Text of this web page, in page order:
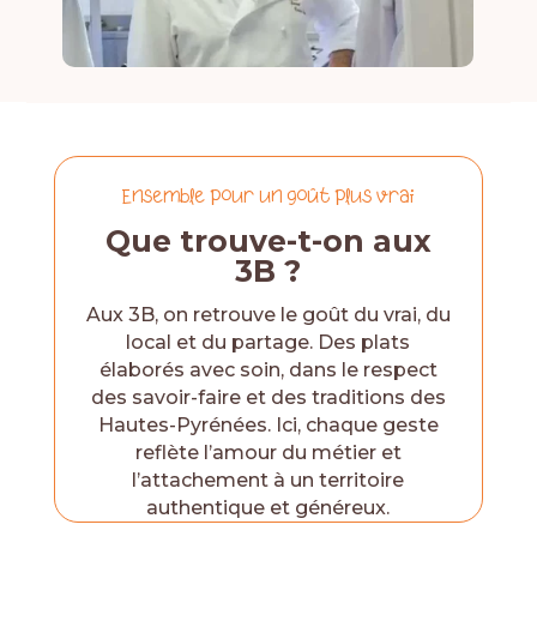
Ensemble pour un goût plus vrai
Que trouve-t-on aux
3B ?
Aux 3B, on retrouve le goût du vrai, du
local et du partage. Des plats
élaborés avec soin, dans le respect
des savoir-faire et des traditions des
Hautes-Pyrénées. Ici, chaque geste
reflète l’amour du métier et
l’attachement à un territoire
authentique et généreux.